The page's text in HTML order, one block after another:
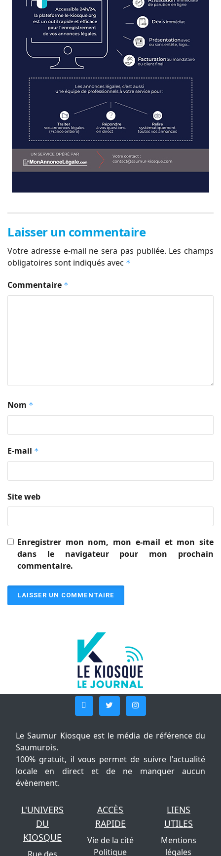
Laisser un commentaire
Votre adresse e-mail ne sera pas publiée. Les champs
obligatoires sont indiqués avec *
Commentaire *
Nom *
E-mail *
Site web
Enregistrer mon nom, mon e-mail et mon site
dans le navigateur pour mon prochain
commentaire.
Le Saumur Kiosque est le média de référence du
Saumurois.
100% gratuit, il vous permet de suivre l'actualité
locale en direct et de ne manquer aucun
évènement.
L'UNIVERS
DU
KIOSQUE
ACCÈS
RAPIDE
Vie de la cité
Politique
LIENS
UTILES
Mentions
légales